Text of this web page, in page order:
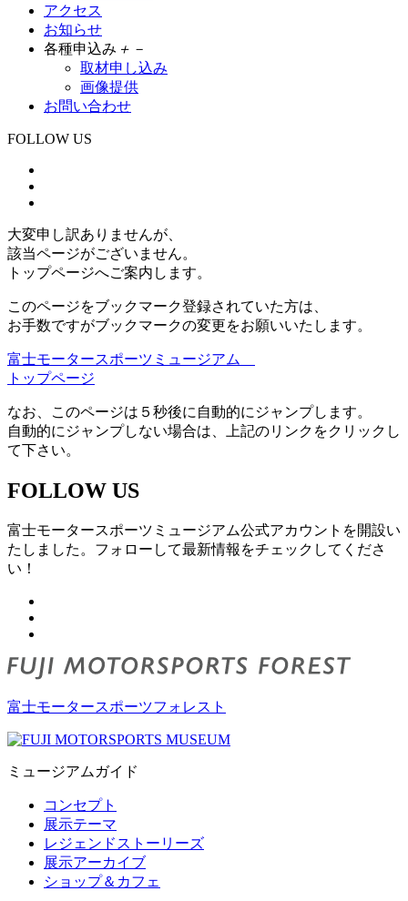
アクセス
お知らせ
各種申込み ＋ －
取材申し込み
画像提供
お問い合わせ
FOLLOW US
大変申し訳ありませんが、
該当ページがございません。
トップページへご案内します。
このページをブックマーク登録されていた方は、
お手数ですがブックマークの変更をお願いいたします。
富士モータースポーツミュージアム
トップページ
なお、このページは５秒後に自動的にジャンプします。
自動的にジャンプしない場合は、上記のリンクをクリックし
て下さい。
FOLLOW US
富士モータースポーツミュージアム公式アカウントを開設い
たしました。フォローして最新情報をチェックしてくださ
い！
富士モータースポーツフォレスト
ミュージアムガイド
コンセプト
展示テーマ
レジェンドストーリーズ
展示アーカイブ
ショップ＆カフェ